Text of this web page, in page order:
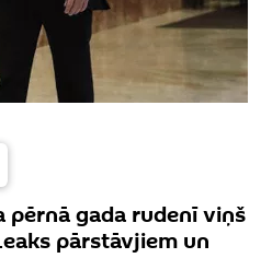
pērnā gada rudenī viņš
pārstāvjiem un